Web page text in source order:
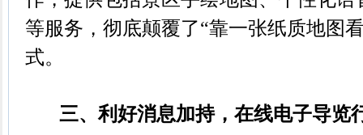
等服务，彻底颠覆了“靠一张纸质地图
式。
三、利好消息加持，在线电子导览